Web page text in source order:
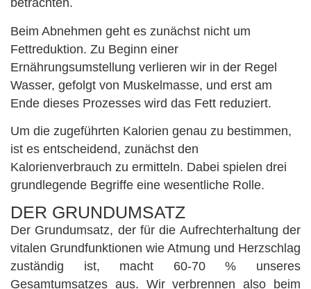
betrachten.
Beim Abnehmen geht es zunächst nicht um
Fettreduktion. Zu Beginn einer
Ernährungsumstellung verlieren wir in der Regel
Wasser, gefolgt von Muskelmasse, und erst am
Ende dieses Prozesses wird das Fett reduziert.
Um die zugeführten Kalorien genau zu bestimmen,
ist es entscheidend, zunächst den
Kalorienverbrauch zu ermitteln. Dabei spielen drei
grundlegende Begriffe eine wesentliche Rolle.
DER GRUNDUMSATZ
Der Grundumsatz, der für die Aufrechterhaltung der
vitalen Grundfunktionen wie Atmung und Herzschlag
zuständig ist, macht 60-70 % unseres
Gesamtumsatzes aus. Wir verbrennen also beim